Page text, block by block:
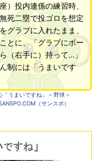
投内連係の練習時、
死二塁で投ゴロを想定
グラブに入れたまま、
とに、「グラブにボー
（右手に）持って…」
制には「うまいです
うまいですね」 – 野球 –
（サンスポ）